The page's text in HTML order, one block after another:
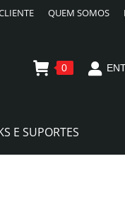
QUEM SOMOS
0
E SUPORTES